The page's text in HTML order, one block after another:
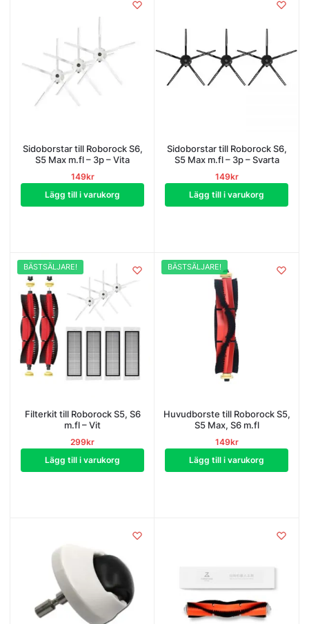
Sidoborstar till Roborock S6,
S5 Max m.fl – 3p – Vita
149kr
Lägg till i varukorg
Sidoborstar till Roborock S6,
S5 Max m.fl – 3p – Svarta
149kr
Lägg till i varukorg
BÄSTSÄLJARE!
Filterkit till Roborock S5, S6
m.fl – Vit
299kr
Lägg till i varukorg
BÄSTSÄLJARE!
Huvudborste till Roborock S5,
S5 Max, S6 m.fl
149kr
Lägg till i varukorg